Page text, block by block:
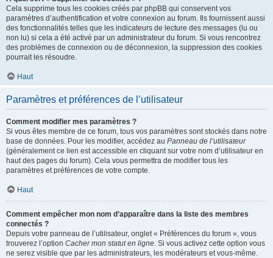
Cela supprime tous les cookies créés par phpBB qui conservent vos
paramètres d’authentification et votre connexion au forum. Ils fournissent aussi
des fonctionnalités telles que les indicateurs de lecture des messages (lu ou
non lu) si cela a été activé par un administrateur du forum. Si vous rencontrez
des problèmes de connexion ou de déconnexion, la suppression des cookies
pourrait les résoudre.
Haut
Paramètres et préférences de l’utilisateur
Comment modifier mes paramètres ?
Si vous êtes membre de ce forum, tous vos paramètres sont stockés dans notre
base de données. Pour les modifier, accédez au Panneau de l’utilisateur
(généralement ce lien est accessible en cliquant sur votre nom d’utilisateur en
haut des pages du forum). Cela vous permettra de modifier tous les
paramètres et préférences de votre compte.
Haut
Comment empêcher mon nom d’apparaître dans la liste des membres
connectés ?
Depuis votre panneau de l’utilisateur, onglet « Préférences du forum », vous
trouverez l’option Cacher mon statut en ligne. Si vous activez cette option vous
ne serez visible que par les administrateurs, les modérateurs et vous-même.